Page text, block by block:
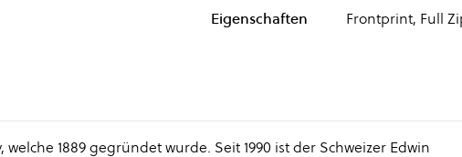
Eigenschaften
Frontprint, Full
1889 gegründet wurde. Seit 1990 ist der Schweizer Edwin